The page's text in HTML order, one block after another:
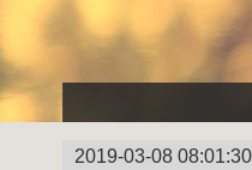
2019-03-08